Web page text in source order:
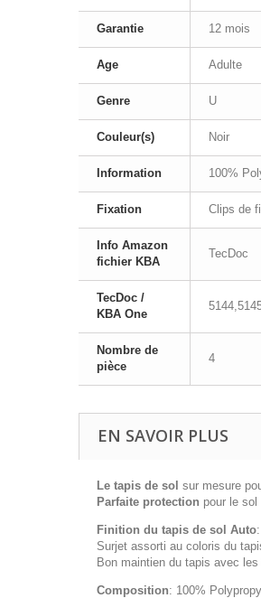
Garantie 12 mois
Age Adulte
Genre U
Couleur(s) Noir
Information 100%
Fixation Clips de
Info Amazon
fichier KBA
TecDoc
TecDoc /
KBA One
Nombre de
pièce
4
EN SAVOIR PLUS
Le tapis de sol sur mesure
Parfaite protection pour le sol
Finition du tapis de sol Auto:
Surjet assorti au coloris du
Bon maintien du tapis avec
Composition: 100%